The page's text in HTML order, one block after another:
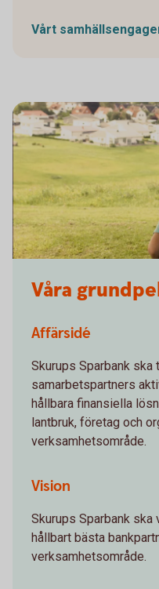
Vårt
Våra
Affärsidé
Skurups Sparbank
samarbetspartners
hållbara finansiella
lantbruk, företag och
verksamhetsområde.
Vision
Skurups Sparbank ska
hållbart bästa
verksamhetsområde.